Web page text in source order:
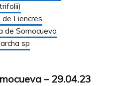
Liencres
de Somocueva
sp
– 29.04.23